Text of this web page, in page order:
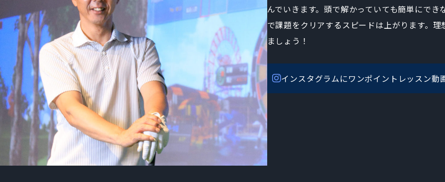
んでいきます。頭で解かっていても簡単にで
で課題をクリアするスピードは上がります。
ましょう！
インスタグラムにワンポイントレッスン動